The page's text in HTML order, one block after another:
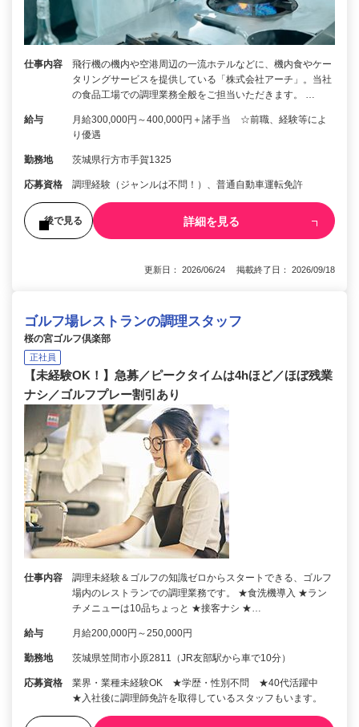
仕事内容
飛行機の機内や空港周辺の一流ホテルなどに、機内食やケー
タリングサービスを提供している「株式会社アーチ」。当社
の食品工場での調理業務全般をご担当いただきます。 …
給与
月給300,000円～400,000円＋諸手当 ☆前職、経験等によ
り優遇
勤務地 茨城県行方市手賀1325
応募資格 調理経験（ジャンルは不問！）、普通自動車運転免許
後で見る 詳細を見る
更新日： 2026/06/24 掲載終了日： 2026/09/18
ゴルフ場レストランの調理スタッフ
桜の宮ゴルフ倶楽部
正社員
【未経験OK！】急募／ピークタイムは4hほど／ほぼ残業
ナシ／ゴルフプレー割引あり
仕事内容
調理未経験＆ゴルフの知識ゼロからスタートできる、ゴルフ
場内のレストランでの調理業務です。 ★食洗機導入 ★ラン
チメニューは10品ちょっと ★接客ナシ ★…
給与 月給200,000円～250,000円
勤務地 茨城県笠間市小原2811（JR友部駅から車で10分）
応募資格
業界・業種未経験OK ★学歴・性別不問 ★40代活躍中
★入社後に調理師免許を取得しているスタッフもいます。